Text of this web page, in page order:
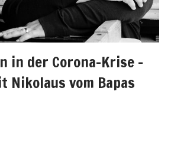
in der Corona-Krise –
Nikolaus vom Bapas